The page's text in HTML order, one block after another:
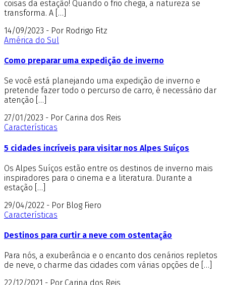
coisas da estação! Quando o frio chega, a natureza se
transforma. A […]
14/09/2023 - Por Rodrigo Fitz
América do Sul
Como preparar uma expedição de inverno
Se você está planejando uma expedição de inverno e
pretende fazer todo o percurso de carro, é necessário dar
atenção […]
27/01/2023 - Por Carina dos Reis
Características
5 cidades incríveis para visitar nos Alpes Suíços
Os Alpes Suíços estão entre os destinos de inverno mais
inspiradores para o cinema e a literatura. Durante a
estação […]
29/04/2022 - Por Blog Fiero
Características
Destinos para curtir a neve com ostentação
Para nós, a exuberância e o encanto dos cenários repletos
de neve, o charme das cidades com várias opções de […]
22/12/2021 - Por Carina dos Reis